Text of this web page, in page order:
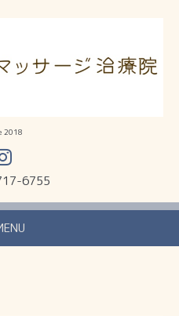
2018
6755